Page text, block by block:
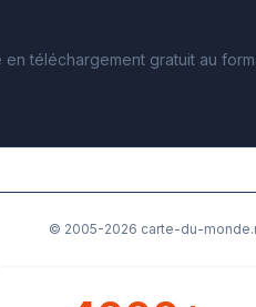
téléchargement gratuit au
© 2005-2026 carte-du-